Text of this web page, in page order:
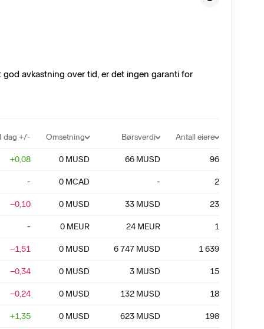
god avkastning over tid, er det ingen garanti for
I dag +/- Omsetning Børsverdi Antall eiere
+0,08 0 MUSD 66 MUSD 96
- 0 MCAD - 2
−0,10 0 MUSD 33 MUSD 23
- 0 MEUR 24 MEUR 1
−1,51 0 MUSD 6 747 MUSD 1 639
−0,34 0 MUSD 3 MUSD 15
−0,24 0 MUSD 132 MUSD 18
+1,35 0 MUSD 623 MUSD 198